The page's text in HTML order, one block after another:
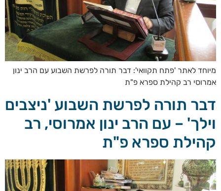
מיוחד לאתר 'פתח תקוואי': דבר תורה לפרשת השבוע עם הרב ינון
אמרוסי רב קהילת ספרא פ"ת
דבר תורה לפרשת השבוע 'ניצבים
וילך' – עם הרב ינון אמרוסי, רב
קהילת ספרא פ"ת